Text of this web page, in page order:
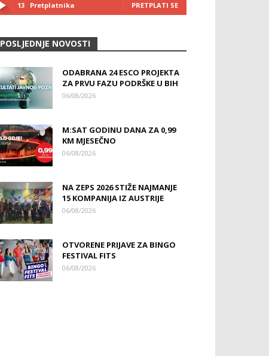
13 Pretplatnika PRETPLATI SE
POSLJEDNJE NOVOSTI
ODABRANA 24 ESCO PROJEKTA
ZA PRVU FAZU PODRŠKE U BIH
06/08/2026
M:SAT GODINU DANA ZA 0,99
KM MJESEČNO
06/08/2026
NA ZEPS 2026 STIŽE NAJMANJE
15 KOMPANIJA IZ AUSTRIJE
06/08/2026
OTVORENE PRIJAVE ZA BINGO
FESTIVAL FITS
06/08/2026